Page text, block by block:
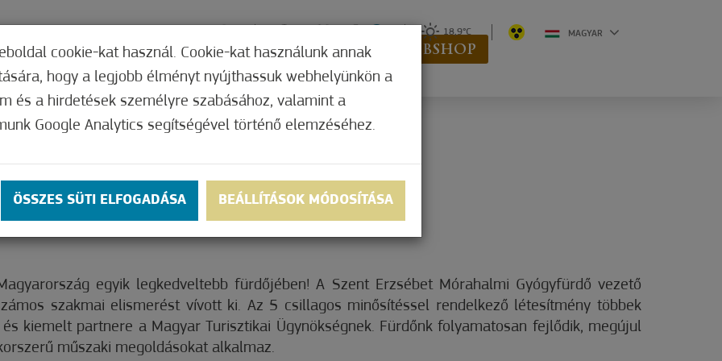
AJÁNLATOK KAPCSOLAT ÁRAK WEBSHOP
18,9°C MAGYAR
egyik legkedveltebb fürdőjében! A Szent Erzsébet Mórahalmi Gyógyfürdő vezető
szakmai elismerést vívott ki. Az 5 csillagos minősítéssel rendelkező létesítmény többek
kiemelt partnere a Magyar Turisztikai Ügynökségnek. Fürdőnk folyamatosan fejlődik, megújul
műszaki megoldásokat alkalmaz.
cookie-kat használ. Cookie-kat használunk annak
hogy a legjobb élményt nyújthassuk webhelyünkön a
és a hirdetések személyre szabásához, valamint a
Google Analytics segítségével történő elemzéséhez.
ÖSSZES SÜTI ELFOGADÁSA BEÁLLÍTÁSOK MÓDOSÍTÁSA